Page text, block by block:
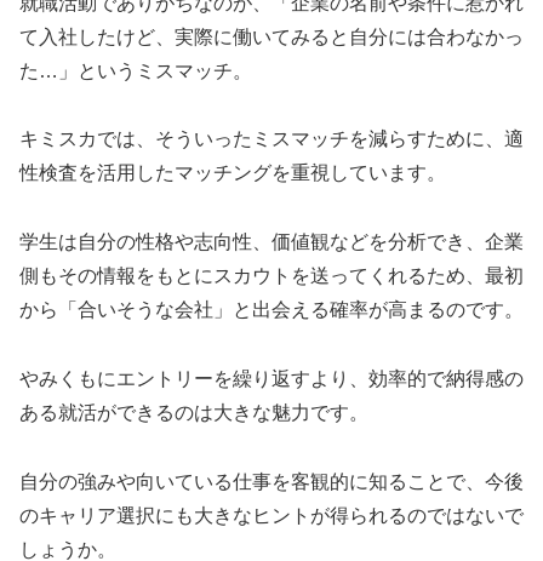
て入社したけど、実際に働いてみると自分には合わなかっ
た…」というミスマッチ。
キミスカでは、そういったミスマッチを減らすために、適
性検査を活用したマッチングを重視しています。
学生は自分の性格や志向性、価値観などを分析でき、企業
側もその情報をもとにスカウトを送ってくれるため、最初
から「合いそうな会社」と出会える確率が高まるのです。
やみくもにエントリーを繰り返すより、効率的で納得感の
ある就活ができるのは大きな魅力です。
自分の強みや向いている仕事を客観的に知ることで、今後
のキャリア選択にも大きなヒントが得られるのではないで
しょうか。